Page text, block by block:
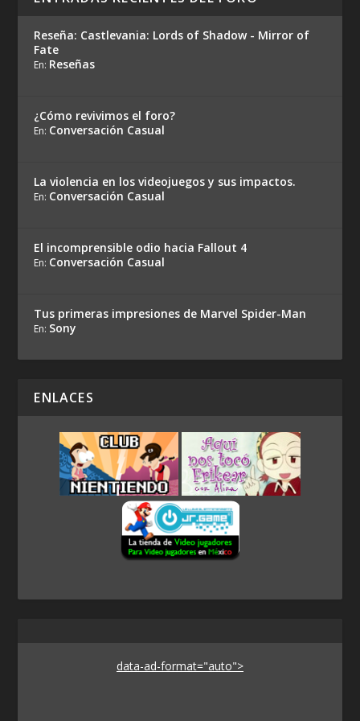
Reseña: Castlevania: Lords of Shadow - Mirror of
Fate
En: Reseñas
¿Cómo revivimos el foro?
En: Conversación Casual
La violencia en los videojuegos y sus impactos.
En: Conversación Casual
El incomprensible odio hacia Fallout 4
En: Conversación Casual
Tus primeras impresiones de Marvel Spider-Man
En: Sony
ENLACES
data-ad-format="auto">